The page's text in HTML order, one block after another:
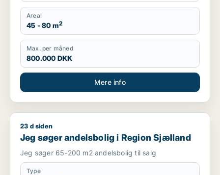
Areal
45 - 80 m2
Max. per måned
800.000 DKK
Mere info
Jeg søger andelsbolig i Region Sjælland
23 d siden
Jeg søger andelsbolig i Region Sjælland
Jeg søger 65-200 m2 andelsbolig til salg
Type